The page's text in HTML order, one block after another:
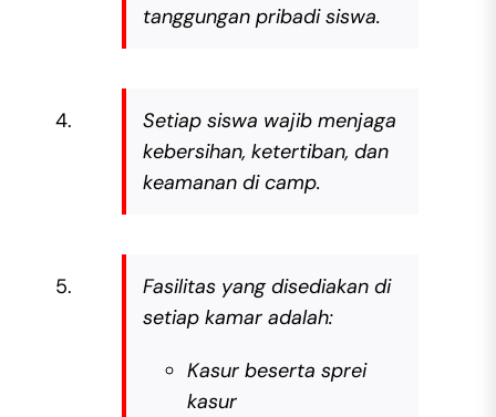
tanggungan pribadi siswa.
Setiap siswa wajib menjaga
kebersihan, ketertiban, dan
keamanan di camp.
Fasilitas yang disediakan di
setiap kamar adalah:
Kasur beserta sprei
kasur